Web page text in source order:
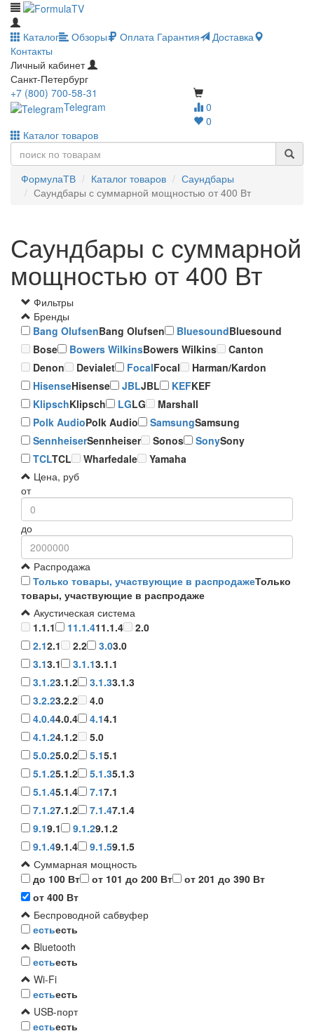
Каталог Обзоры Оплата Гарантия
Доставка
Контакты
Личный кабинет
Санкт-Петербург
0
0
+7 (800) 700-58-31
Telegram
Каталог товаров
ФормулаТВ Каталог товаров
Саундбары
Саундбары с суммарной мощностью от 400 Вт
Саундбары с суммарной
мощностью от 400 Вт
Фильтры
Бренды
Bang OlufsenBang Olufsen BluesoundBluesound
Bose
Bowers WilkinsBowers Wilkins
Canton
Denon
Devialet FocalFocal
Harman/Kardon
HisenseHisense JBLJBL KEFKEF
KlipschKlipsch LGLG
Marshall
Polk AudioPolk Audio SamsungSamsung
SennheiserSennheiser Sonos SonySony
TCLTCL Wharfedale
Yamaha
Цена, руб
от
до
Распродажа
Только товары, участвующие в распродажеТолько
товары, участвующие в распродаже
Акустическая система
1.1.1
11.1.411.1.4
2.0
2.12.1 2.2 3.03.0
3.13.1 3.1.13.1.1
3.1.23.1.2 3.1.33.1.3
3.2.23.2.2
4.0
4.0.44.0.4 4.14.1
4.1.24.1.2
5.0
5.0.25.0.2 5.15.1
5.1.25.1.2 5.1.35.1.3
5.1.45.1.4 7.17.1
7.1.27.1.2 7.1.47.1.4
9.19.1 9.1.29.1.2
9.1.49.1.4 9.1.59.1.5
Суммарная мощность
до 100 Вт
от 101 до 200 Вт
от 201 до 390 Вт
от 400 Вт
Беспроводной сабвуфер
естьесть
Bluetooth
естьесть
Wi-Fi
естьесть
USB-порт
естьесть